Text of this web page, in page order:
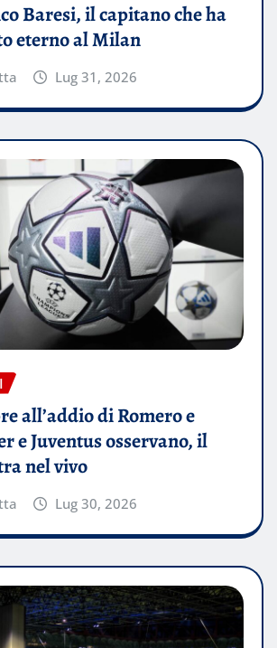
Baresi, il capitano che ha
eterno al Milan
Lug 31, 2026
all’addio di Romero e
e Juventus osservano, il
nel vivo
Lug 30, 2026